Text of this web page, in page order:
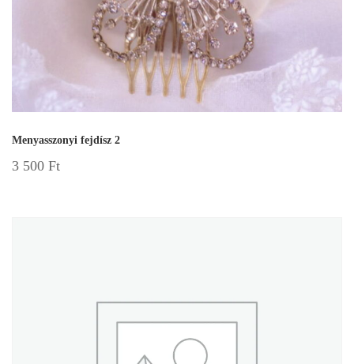
Menyasszonyi fejdísz 2
3 500 Ft